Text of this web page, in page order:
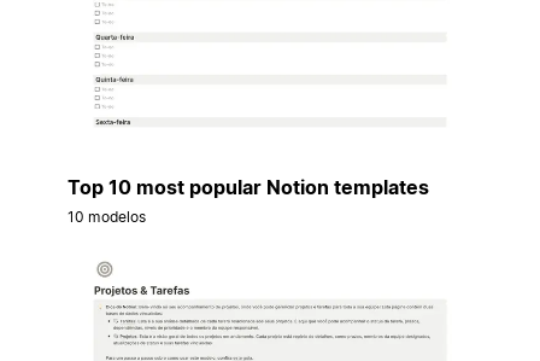
Top 10 most popular Notion templates
10 modelos